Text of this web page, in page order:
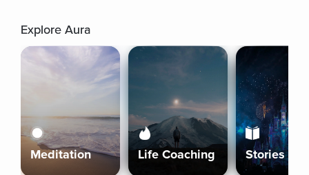
Explore Aura
Meditation Life Coaching Stories